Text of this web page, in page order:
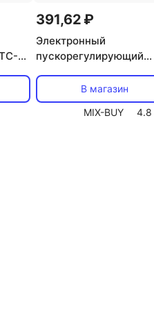
391,62 ₽
Электронный
пускорегулирующий
цена за 1 штВ магазин
MIX-BUY
4.8